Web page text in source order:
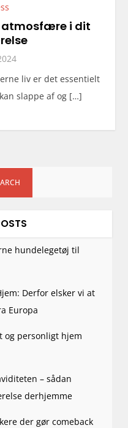
atmosfære i dit
liv er det essentielt
slappe af og […]
hundelegetøj til
Derfor elsker vi at
Europa
og personligt hjem
– sådan
derhjemme
der gør comeback